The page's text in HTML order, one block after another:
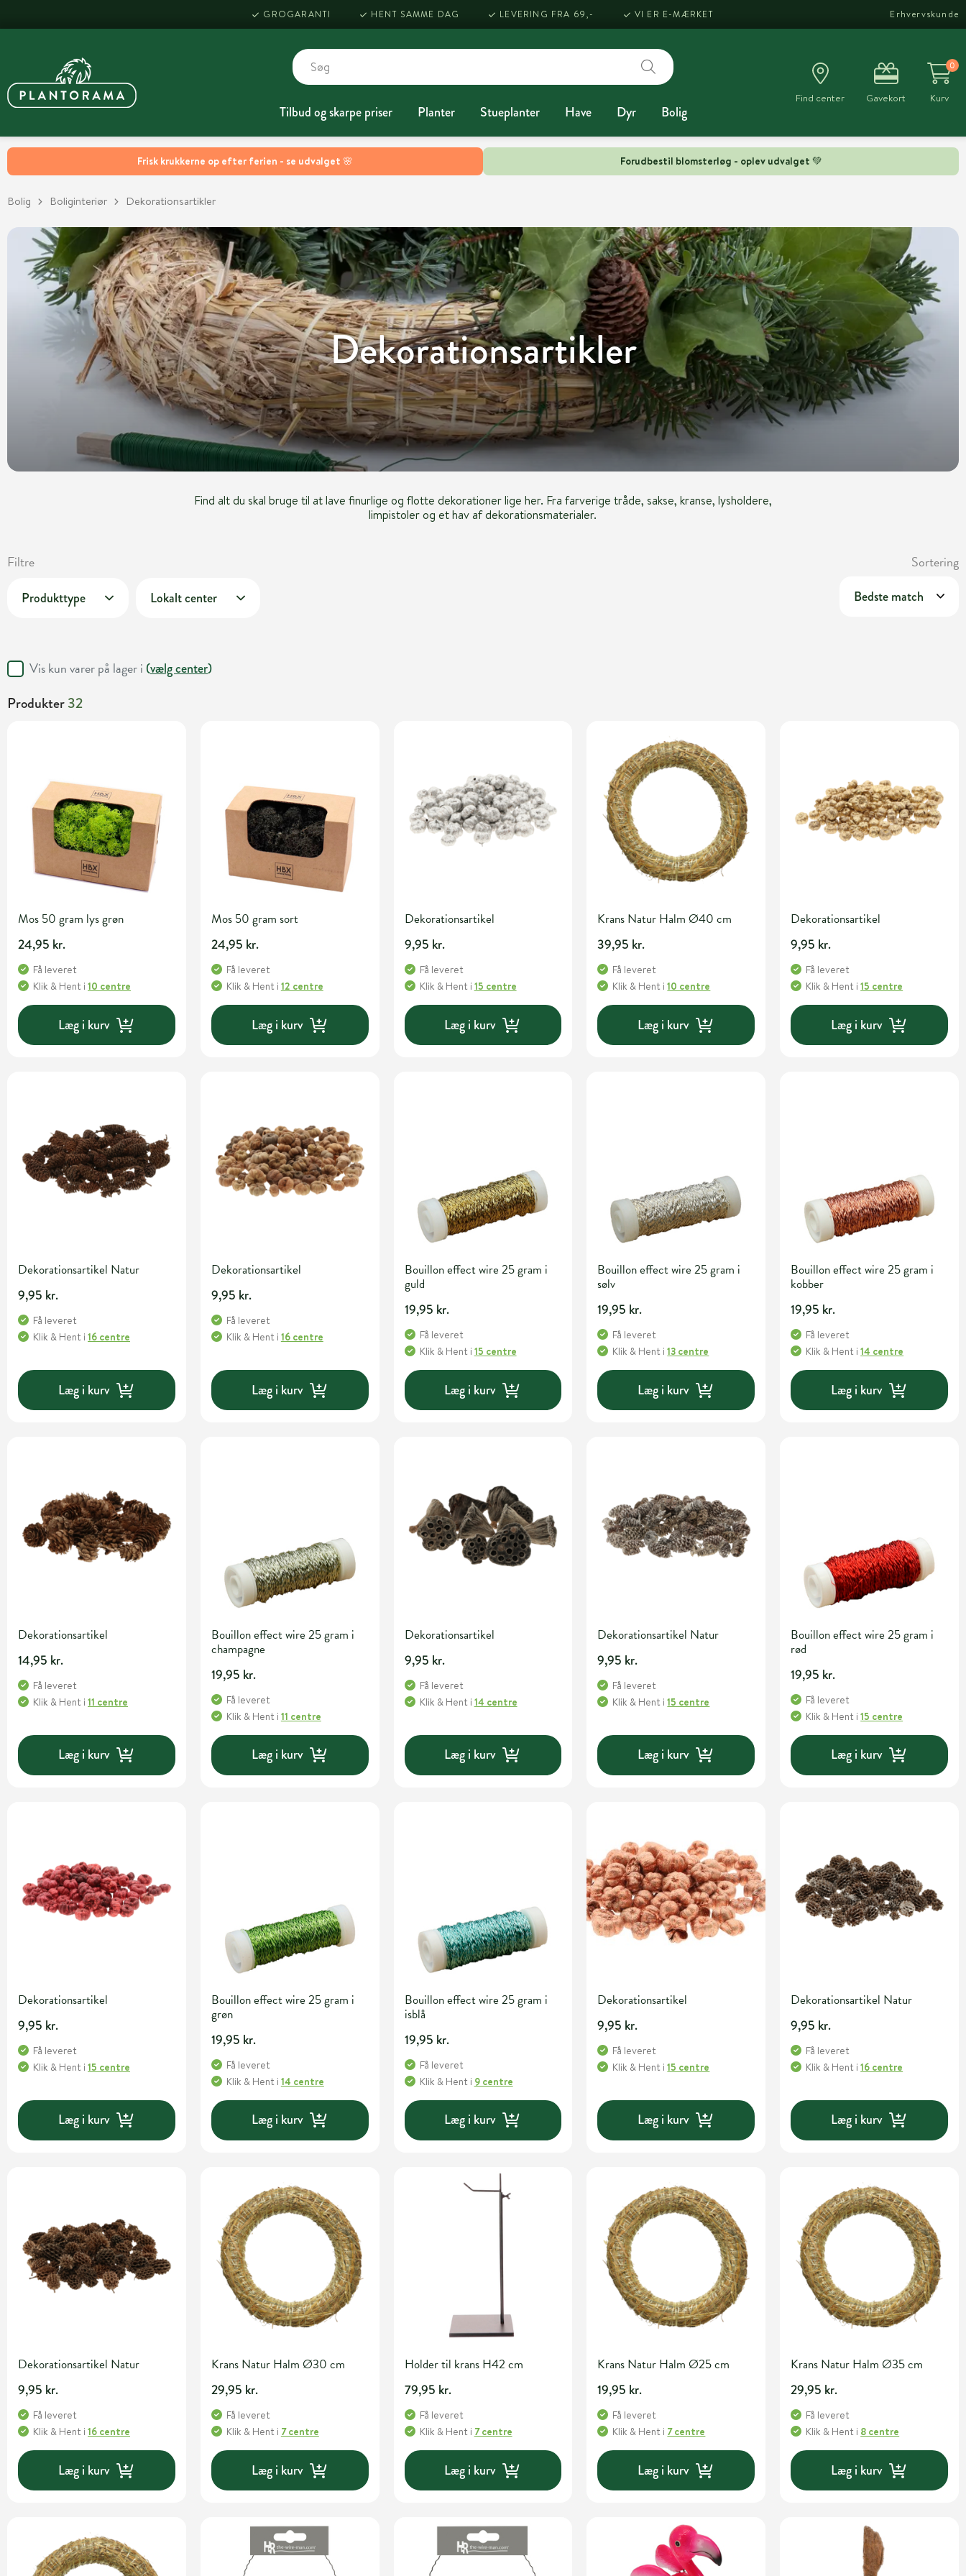
Frisk krukkerne op efter ferien - se udvalget 🌸 Forudbestil blomsterløg - oplev udvalget 💚
GROGARANTI HENT SAMME DAG LEVERING FRA 69,- VI ER E-MÆRKET Erhvervskunde
Tilbud og skarpe priser Planter Stueplanter Have Dyr Bolig
Find center Gavekort
0
Kurv
Bolig Boliginteriør Dekorationsartikler
Dekorationsartikler
Find alt du skal bruge til at lave finurlige og flotte dekorationer lige her. Fra farverige tråde, sakse, kranse, lysholdere,
limpistoler og et hav af dekorationsmaterialer.
Filtre Sortering
Produkttype Lokalt center
Vis kun varer på lager i (vælg center)
Produkter32
Mos 50 gram lys grøn
24,95 kr.
Få leveret
Klik & Hent i 10 centre
Læg i kurv
Mos 50 gram sort
24,95 kr.
Få leveret
Klik & Hent i 12 centre
Læg i kurv
Dekorationsartikel
9,95 kr.
Få leveret
Klik & Hent i 15 centre
Læg i kurv
Krans Natur Halm Ø40 cm
39,95 kr.
Få leveret
Klik & Hent i10 centre
Læg i kurv
Dekorationsartikel
9,95 kr.
Få leveret
Klik & Hent i15 centre
Læg i kurv
Dekorationsartikel Natur
9,95 kr.
Få leveret
Klik & Hent i 16 centre
Læg i kurv
Dekorationsartikel
9,95 kr.
Få leveret
Klik & Hent i 16 centre
Læg i kurv
Bouillon effect wire 25 gram i
guld
19,95 kr.
Få leveret
Klik & Hent i 15 centre
Læg i kurv
Bouillon effect wire 25 gram i
sølv
19,95 kr.
Få leveret
Klik & Hent i13 centre
Læg i kurv
Bouillon effect wire 25 gram i
kobber
19,95 kr.
Få leveret
Klik & Hent i14 centre
Læg i kurv
Dekorationsartikel
14,95 kr.
Få leveret
Klik & Hent i 11 centre
Læg i kurv
Bouillon effect wire 25 gram i
champagne
19,95 kr.
Få leveret
Klik & Hent i 11 centre
Læg i kurv
Dekorationsartikel
9,95 kr.
Få leveret
Klik & Hent i 14 centre
Læg i kurv
Dekorationsartikel Natur
9,95 kr.
Få leveret
Klik & Hent i15 centre
Læg i kurv
Bouillon effect wire 25 gram i
rød
19,95 kr.
Få leveret
Klik & Hent i15 centre
Læg i kurv
Dekorationsartikel
9,95 kr.
Få leveret
Klik & Hent i 15 centre
Læg i kurv
Bouillon effect wire 25 gram i
grøn
19,95 kr.
Få leveret
Klik & Hent i 14 centre
Læg i kurv
Bouillon effect wire 25 gram i
isblå
19,95 kr.
Få leveret
Klik & Hent i 9 centre
Læg i kurv
Dekorationsartikel
9,95 kr.
Få leveret
Klik & Hent i15 centre
Læg i kurv
Dekorationsartikel Natur
9,95 kr.
Få leveret
Klik & Hent i16 centre
Læg i kurv
Dekorationsartikel Natur
9,95 kr.
Få leveret
Klik & Hent i 16 centre
Læg i kurv
Krans Natur Halm Ø30 cm
29,95 kr.
Få leveret
Klik & Hent i 7 centre
Læg i kurv
Holder til krans H42 cm
79,95 kr.
Få leveret
Klik & Hent i 7 centre
Læg i kurv
Krans Natur Halm Ø25 cm
19,95 kr.
Få leveret
Klik & Hent i 7 centre
Læg i kurv
Krans Natur Halm Ø35 cm
29,95 kr.
Få leveret
Klik & Hent i 8 centre
Læg i kurv